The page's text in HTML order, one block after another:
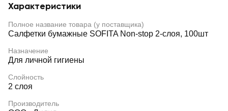
Характеристики
Полное название товара (у поставщика)
Салфетки бумажные SOFITA Non-stop 2-слоя, 100шт
Назначение
Для личной гигиены
Слойность
2 слоя
Производитель